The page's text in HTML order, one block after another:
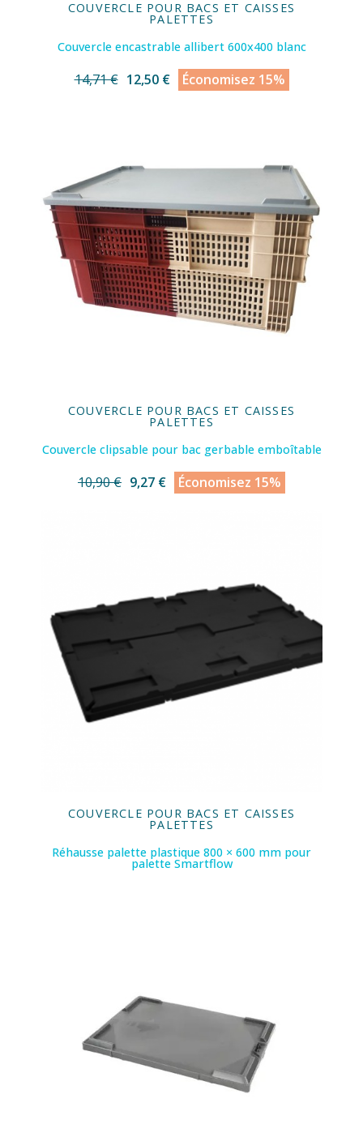
COUVERCLE POUR BACS ET CAISSES
PALETTES
Couvercle encastrable allibert 600x400 blanc
14,71 € 12,50 € Économisez 15%
COUVERCLE POUR BACS ET CAISSES
PALETTES
Couvercle clipsable pour bac gerbable emboîtable
10,90 € 9,27 € Économisez 15%
COUVERCLE POUR BACS ET CAISSES
PALETTES
Réhausse palette plastique 800 × 600 mm pour
palette Smartflow